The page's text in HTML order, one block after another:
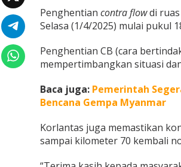
o
w
u
s
o
l
a
k
a
Penghentian contra flowdi ruas
Selasa (1/4/2025) mulai pukul
Penghentian CB (cara
mempertimbangkan situasi
Baca juga: Pemerintah
Bencana Gempa Myanmar
Korlantas juga memastikan
sampai kilometer 70 kembali